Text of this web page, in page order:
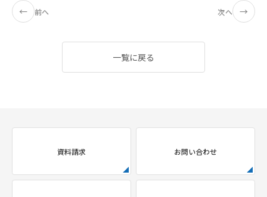
← 前へ 次へ →
一覧に戻る
資料請求 お問い合わせ